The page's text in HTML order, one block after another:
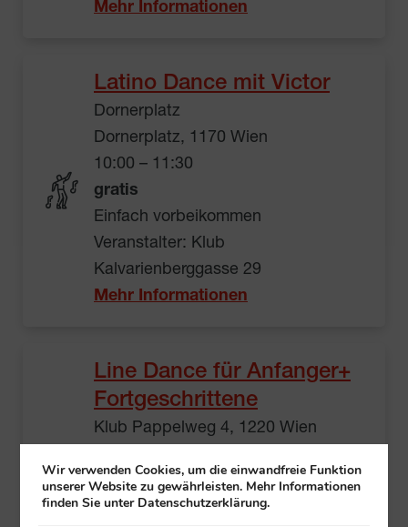
Mehr Informationen
Latino Dance mit Victor
Dornerplatz
Dornerplatz, 1170 Wien
10:00 – 11:30
gratis
Einfach vorbeikommen
Veranstalter: Klub
Kalvarienberggasse 29
Mehr Informationen
Line Dance für Anfanger+
Fortgeschrittene
Klub Pappelweg 4, 1220 Wien
gratis
Einfach vorbeikommen
Wir verwenden Cookies, um die einwandfreie Funktion
unserer Website zu gewährleisten. Mehr Informationen
finden Sie unter Datenschutzerklärung.